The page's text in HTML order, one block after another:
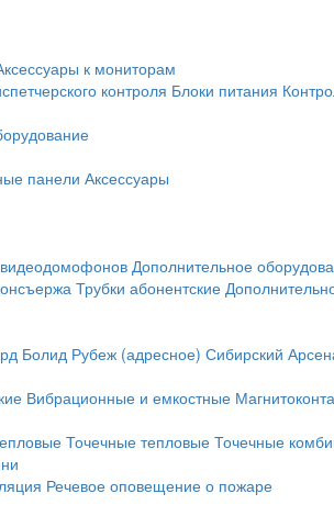
к мониторам
контроля Блоки питания
панели Аксессуары
Дополнительное
Трубки абонентские
Болид Рубеж (адресное) Сибирский
Вибрационные и емкостные
Точечные тепловые Точечные
Речевое оповещение о пожаре